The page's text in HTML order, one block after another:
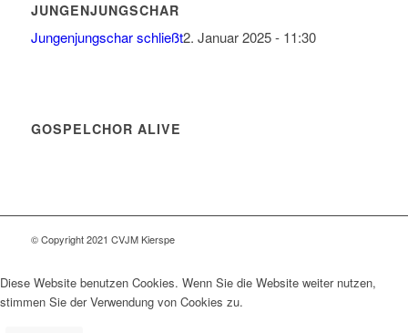
JUNGENJUNGSCHAR
Jungenjungschar schließt2. Januar 2025 - 11:30
GOSPELCHOR ALIVE
© Copyright 2021 CVJM Kierspe
Diese Website benutzen Cookies. Wenn Sie die Website weiter nutzen,
stimmen Sie der Verwendung von Cookies zu.